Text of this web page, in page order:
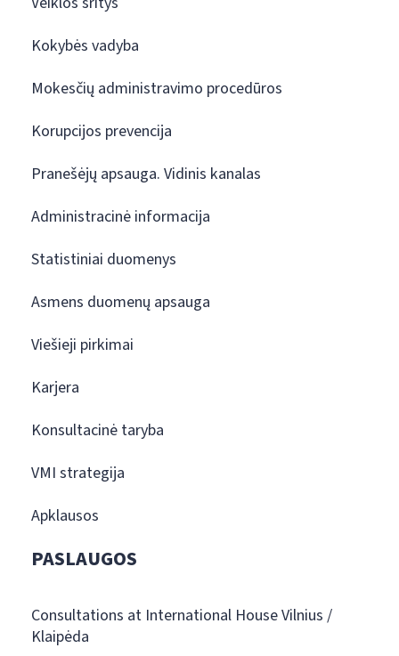
Kokybės vadyba
Mokesčių administravimo procedūros
Korupcijos prevencija
Pranešėjų apsauga. Vidinis kanalas
Administracinė informacija
Statistiniai duomenys
Asmens duomenų apsauga
Viešieji pirkimai
Karjera
Konsultacinė taryba
VMI strategija
Apklausos
PASLAUGOS
Consultations at International House Vilnius /
Klaipėda